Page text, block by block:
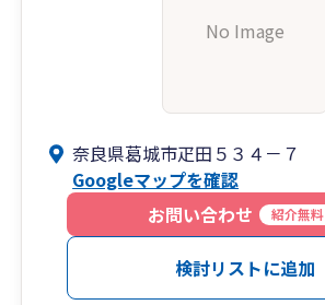
No Image
奈良県葛城市疋田５３４－７
Googleマップを確認
お問い合わせ
紹介無料
検討リストに追加